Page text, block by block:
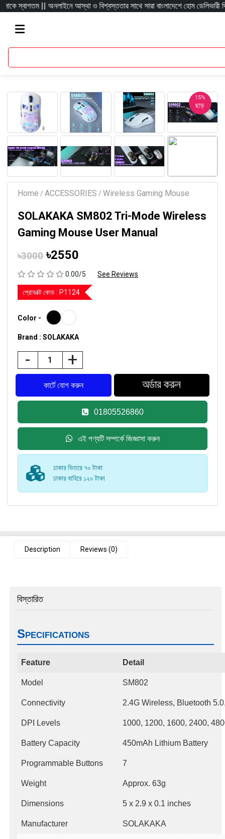
|| অনলাইনে আস্থা ও বিশ্বস্ততার সাথে সারা বাংলাদেশে হোম ডেলিভারী দিয়ে
15%
ছাড়
Home / ACCESSORIES / Wireless Gaming Mouse
SOLAKAKA SM802 Tri-Mode Wireless
Gaming Mouse User Manual
৳3000৳2550
0.00/5 See Reviews
প্রোডাক্ট কোড : P1124
Color -
Brand : SOLAKAKA
- +
01805526860
এই পণ্যটি সম্পর্কে জিজ্ঞাসা করুন
ঢাকার ভিতরে ৭০ টাকা
ঢাকার বাহিরে ১২০ টাকা
Description Reviews (0)
বিস্তারিত
Specifications
Feature Detail
Model SM802
Connectivity 2.4G Wireless, Bluetooth
DPI Levels 1000, 1200, 1600, 2400,
Battery Capacity 450mAh Lithium Battery
Programmable Buttons 7
Weight Approx. 63g
Dimensions 5 x 2.9 x 0.1 inches
Manufacturer SOLAKAKA